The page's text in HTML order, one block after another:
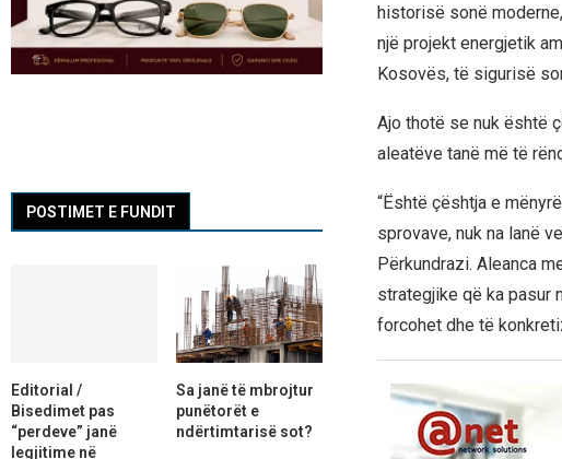
historisë sonë
një projekt energjetik
Kosovës, të sigurisë
Ajo thotë se nuk është
aleatëve tanë më të
“Është çështja e
sprovave, nuk na lanë
Përkundrazi. Aleanca
strategjike që ka pasur
forcohet dhe të
POSTIMET E FUNDIT
Editorial /
Bisedimet pas
“perdeve” janë
legjitime në
Sa janë të mbrojtur
punëtorët e
ndërtimtarisë sot?